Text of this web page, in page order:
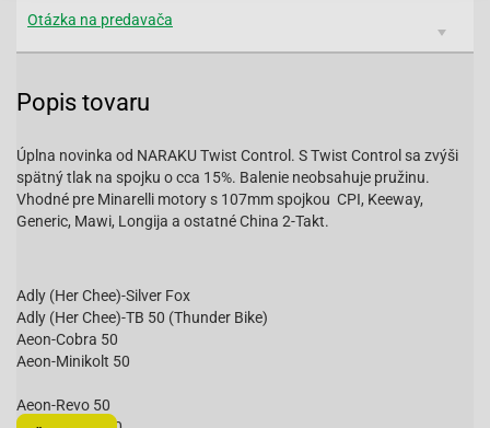
Otázka na predavača
Popis tovaru
Úplna novinka od NARAKU Twist Control. S Twist Control sa zvýši
spätný tlak na spojku o cca 15%. Balenie neobsahuje pružinu.
Vhodné pre Minarelli motory s 107mm spojkou CPI, Keeway,
Generic, Mawi, Longija a ostatné China 2-Takt.
Adly (Her Chee)-Silver Fox
Adly (Her Chee)-TB 50 (Thunder Bike)
Aeon-Cobra 50
Aeon-Minikolt 50
Aeon-Revo 50